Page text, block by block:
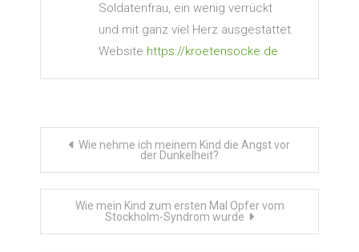
Soldatenfrau, ein wenig verrückt
und mit ganz viel Herz ausgestattet.
Website https://kroetensocke.de
Beitragsnavigation
Wie nehme ich meinem Kind die Angst vor
der Dunkelheit?
Wie mein Kind zum ersten Mal Opfer vom
Stockholm-Syndrom wurde